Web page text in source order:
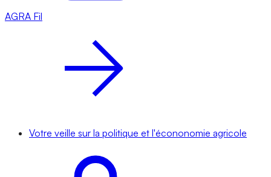
AGRA Fil
Votre veille sur la politique et l'écononomie agricole